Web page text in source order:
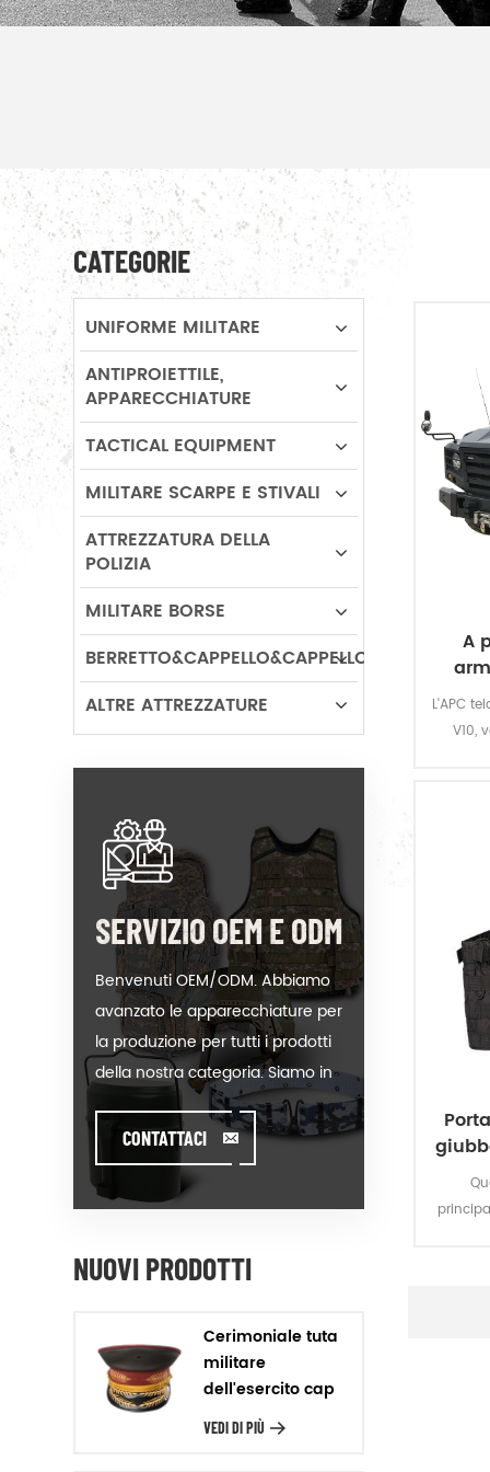
A
L'APC
V10,
CATEGORIE
UNIFORME MILITARE
ANTIPROIETTILE,
APPARECCHIATURE
TACTICAL EQUIPMENT
MILITARE SCARPE E STIVALI
ATTREZZATURA DELLA
POLIZIA
MILITARE BORSE
BERRETTO&CAPPELLO&CAPPELLO
ALTRE ATTREZZATURE
SERVIZIO OEM E ODM
Benvenuti OEM/ODM. Abbiamo
avanzato le apparecchiature per
la produzione per tutti i prodotti
della nostra categoria. Siamo in
grado di mettere il vostro logo
sul nostro caldo-vendita del
modello o aiutare a produrre gli
ordini quando si incontra
clienti di valore per progettare e
sviluppare i loro prodotti, in piedi
piedi. Produciamo i prodotti del
nostro cliente con la Garanzia
della Qualità, la Consegna di
Precisione & rapporto Costo-
CONTATTACI
NUOVI PRODOTTI
Cerimoniale tuta
militare
dell'esercito cap
VEDI DI PIÙ